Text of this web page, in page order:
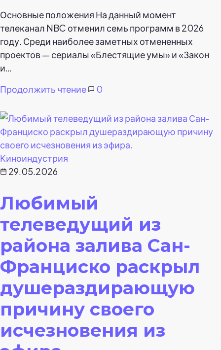
Основные положения На данный момент
телеканал NBC отменил семь программ в 2026
году. Среди наиболее заметных отмененных
проектов — сериалы «Блестящие умы» и «Закон
и…
Продолжить чтение
0
Киноиндустрия
29.05.2026
Любимый
телеведущий из
района залива Сан-
Франциско раскрыл
душераздирающую
причину своего
исчезновения из